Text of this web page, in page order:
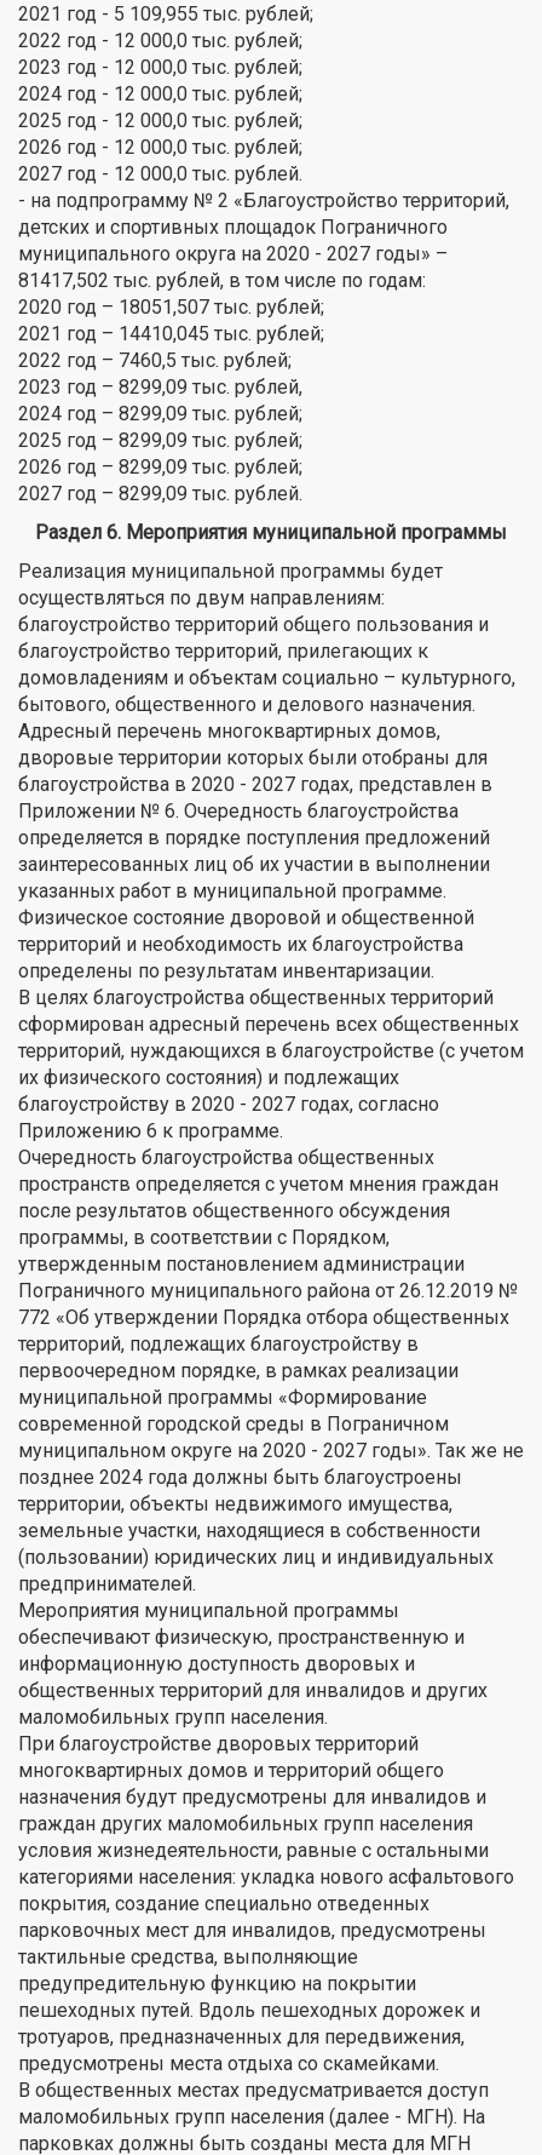
2021 год - 5 109,955 тыс. рублей;
2022 год - 12 000,0 тыс. рублей;
2023 год - 12 000,0 тыс. рублей;
2024 год - 12 000,0 тыс. рублей;
2025 год - 12 000,0 тыс. рублей;
2026 год - 12 000,0 тыс. рублей;
2027 год - 12 000,0 тыс. рублей.
- на подпрограмму № 2 «Благоустройство территорий,
детских и спортивных площадок Пограничного
муниципального округа на 2020 - 2027 годы» –
81417,502 тыс. рублей, в том числе по годам:
2020 год – 18051,507 тыс. рублей;
2021 год – 14410,045 тыс. рублей;
2022 год – 7460,5 тыс. рублей;
2023 год – 8299,09 тыс. рублей,
2024 год – 8299,09 тыс. рублей;
2025 год – 8299,09 тыс. рублей;
2026 год – 8299,09 тыс. рублей;
2027 год – 8299,09 тыс. рублей.
Раздел 6. Мероприятия муниципальной программы
Реализация муниципальной программы будет
осуществляться по двум направлениям:
благоустройство территорий общего пользования и
благоустройство территорий, прилегающих к
домовладениям и объектам социально – культурного,
бытового, общественного и делового назначения.
Адресный перечень многоквартирных домов,
дворовые территории которых были отобраны для
благоустройства в 2020 - 2027 годах, представлен в
Приложении № 6. Очередность благоустройства
определяется в порядке поступления предложений
заинтересованных лиц об их участии в выполнении
указанных работ в муниципальной программе.
Физическое состояние дворовой и общественной
территорий и необходимость их благоустройства
определены по результатам инвентаризации.
В целях благоустройства общественных территорий
сформирован адресный перечень всех общественных
территорий, нуждающихся в благоустройстве (с учетом
их физического состояния) и подлежащих
благоустройству в 2020 - 2027 годах, согласно
Приложению 6 к программе.
Очередность благоустройства общественных
пространств определяется с учетом мнения граждан
после результатов общественного обсуждения
программы, в соответствии с Порядком,
утвержденным постановлением администрации
Пограничного муниципального района от 26.12.2019 №
772 «Об утверждении Порядка отбора общественных
территорий, подлежащих благоустройству в
первоочередном порядке, в рамках реализации
муниципальной программы «Формирование
современной городской среды в Пограничном
муниципальном округе на 2020 - 2027 годы». Так же не
позднее 2024 года должны быть благоустроены
территории, объекты недвижимого имущества,
земельные участки, находящиеся в собственности
(пользовании) юридических лиц и индивидуальных
предпринимателей.
Мероприятия муниципальной программы
обеспечивают физическую, пространственную и
информационную доступность дворовых и
общественных территорий для инвалидов и других
маломобильных групп населения.
При благоустройстве дворовых территорий
многоквартирных домов и территорий общего
назначения будут предусмотрены для инвалидов и
граждан других маломобильных групп населения
условия жизнедеятельности, равные с остальными
категориями населения: укладка нового асфальтового
покрытия, создание специально отведенных
парковочных мест для инвалидов, предусмотрены
тактильные средства, выполняющие
предупредительную функцию на покрытии
пешеходных путей. Вдоль пешеходных дорожек и
тротуаров, предназначенных для передвижения,
предусмотрены места отдыха со скамейками.
В общественных местах предусматривается доступ
маломобильных групп населения (далее - МГН). На
парковках должны быть созданы места для МГН